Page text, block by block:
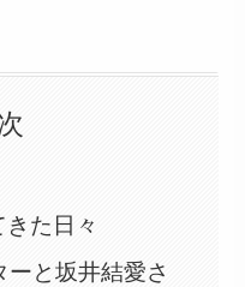
た日々
と坂井結愛さ